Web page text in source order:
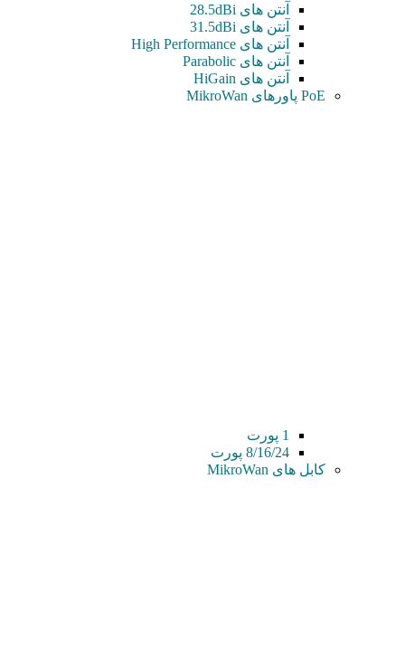
آنتن های 28.5dBi
آنتن های 31.5dBi
آنتن های High Performance
آنتن های Parabolic
آنتن های HiGain
PoE پاورهای MikroWan
1 پورت
8/16/24 پورت
کابل های MikroWan